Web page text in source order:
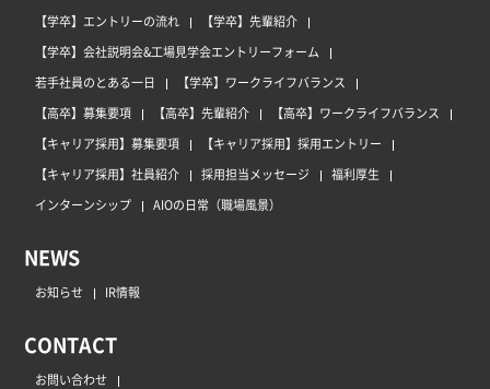
【学卒】エントリーの流れ
【学卒】先輩紹介
【学卒】会社説明会&工場見学会エントリーフォーム
若手社員のとある一日
【学卒】ワークライフバランス
【高卒】募集要項
【高卒】先輩紹介
【高卒】ワークライフバランス
【キャリア採用】募集要項
【キャリア採用】採用エントリー
【キャリア採用】社員紹介
採用担当メッセージ
福利厚生
インターンシップ
AIOの日常（職場風景）
NEWS
お知らせ IR情報
CONTACT
お問い合わせ